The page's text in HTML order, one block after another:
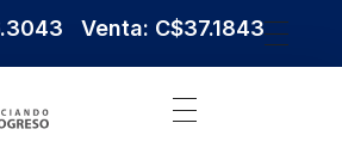
Venta: C$37.1843